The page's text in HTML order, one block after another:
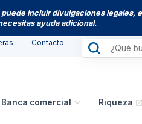
incluir divulgaciones
ayuda adicional.
Contacto
Banca comercial Riqueza